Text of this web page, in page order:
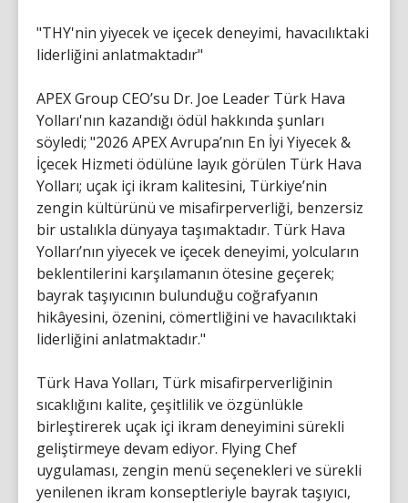
"THY'nin yiyecek ve içecek deneyimi, havacılıktaki
liderliğini anlatmaktadır"
APEX Group CEO’su Dr. Joe Leader Türk Hava
Yolları'nın kazandığı ödül hakkında şunları
söyledi; "2026 APEX Avrupa’nın En İyi Yiyecek &
İçecek Hizmeti ödülüne layık görülen Türk Hava
Yolları; uçak içi ikram kalitesini, Türkiye’nin
zengin kültürünü ve misafirperverliği, benzersiz
bir ustalıkla dünyaya taşımaktadır. Türk Hava
Yolları’nın yiyecek ve içecek deneyimi, yolcuların
beklentilerini karşılamanın ötesine geçerek;
bayrak taşıyıcının bulunduğu coğrafyanın
hikâyesini, özenini, cömertliğini ve havacılıktaki
liderliğini anlatmaktadır."
Türk Hava Yolları, Türk misafirperverliğinin
sıcaklığını kalite, çeşitlilik ve özgünlükle
birleştirerek uçak içi ikram deneyimini sürekli
geliştirmeye devam ediyor. Flying Chef
uygulaması, zengin menü seçenekleri ve sürekli
yenilenen ikram konseptleriyle bayrak taşıyıcı,